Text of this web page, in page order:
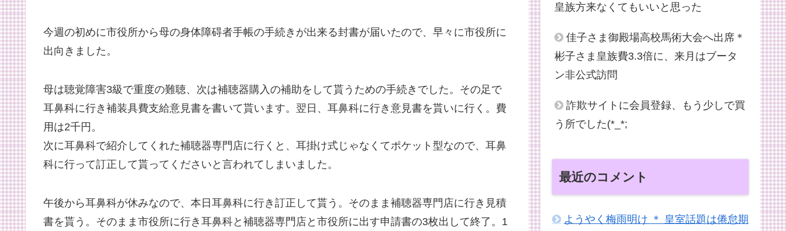
今週の初めに市役所から母の身体障碍者手帳の手続きが出来る封書が届いたので、早々に市役所に
出向きました。
母は聴覚障害3級で重度の難聴、次は補聴器購入の補助をして貰うための手続きでした。その足で
耳鼻科に行き補装具費支給意見書を書いて貰います。翌日、耳鼻科に行き意見書を貰いに行く。費
用は2千円。
次に耳鼻科で紹介してくれた補聴器専門店に行くと、耳掛け式じゃなくてポケット型なので、耳鼻
科に行って訂正して貰ってくださいと言われてしまいました。
午後から耳鼻科が休みなので、本日耳鼻科に行き訂正して貰う。そのまま補聴器専門店に行き見積
書を貰う。そのまま市役所に行き耳鼻科と補聴器専門店と市役所に出す申請書の3枚出して終了。1
皇族方来なくてもいいと思った
佳子さま御殿場高校馬術大会へ出席＊
彬子さま皇族費3.3倍に、来月はブータ
ン非公式訪問
詐欺サイトに会員登録、もう少しで買
う所でした(*_*;
最近のコメント
ようやく梅雨明け ＊ 皇室話題は倦怠期